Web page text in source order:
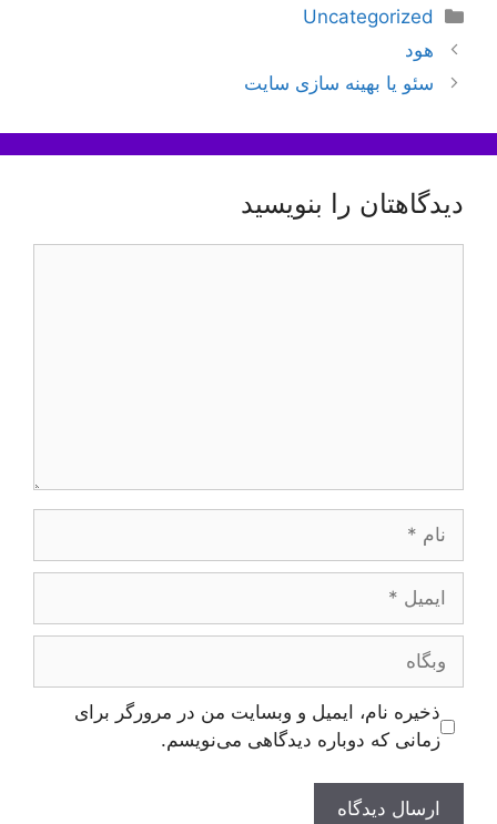
دسته‌ها
Uncategorized
ناوبری
نوشته‌ها
هود
سئو یا بهینه سازی سایت
دیدگاهتان را بنویسید
ایمیل
وبگاه
ذخیره نام، ایمیل و وبسایت من در مرورگر برای
زمانی که دوباره دیدگاهی می‌نویسم.